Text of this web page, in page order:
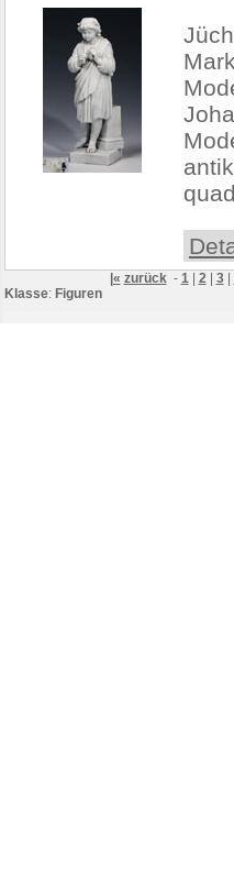
|« zurück- 1| 2| 3|
Klasse: Figuren